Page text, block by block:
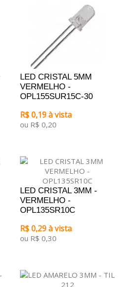
LED CRISTAL 5MM
VERMELHO -
OPL155SUR15C-30
R$ 0,19 à vista
ou R$ 0,20
LED CRISTAL 3MM -
VERMELHO -
OPL135SR10C
R$ 0,29 à vista
ou R$ 0,30